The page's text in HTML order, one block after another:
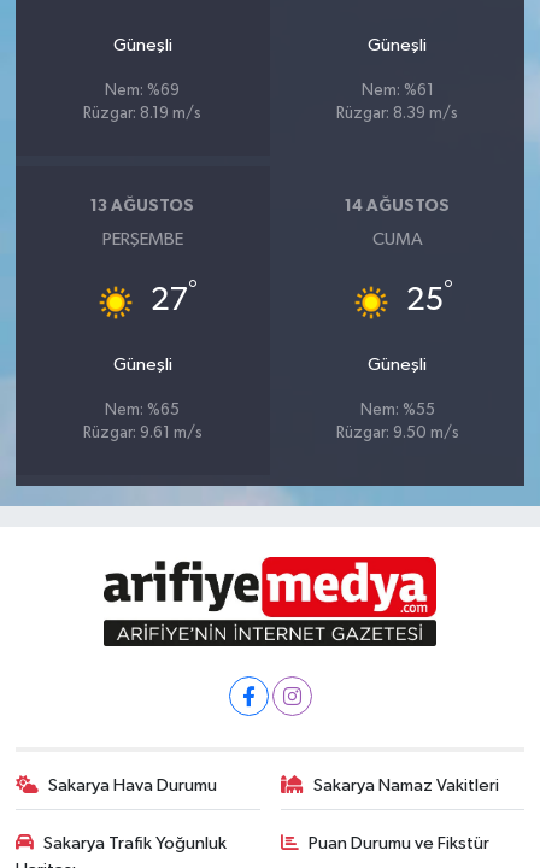
Güneşli
Nem: %69
Rüzgar: 8.19 m/s
Güneşli
Nem: %61
Rüzgar: 8.39 m/s
13 AĞUSTOS
PERŞEMBE
27°
Güneşli
Nem: %65
Rüzgar: 9.61 m/s
14 AĞUSTOS
CUMA
25°
Güneşli
Nem: %55
Rüzgar: 9.50 m/s
Sakarya Hava Durumu Sakarya Namaz Vakitleri
Sakarya Trafik Yoğunluk
Puan Durumu ve Fikstür